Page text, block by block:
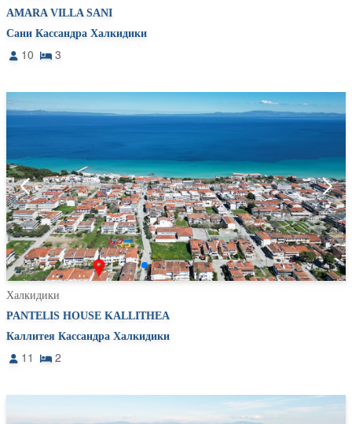
AMARA VILLA SANI
Сани Кассандра Халкидики
10 3
Халкидики
PANTELIS HOUSE KALLITHEA
Каллитея Кассандра Халкидики
11 2